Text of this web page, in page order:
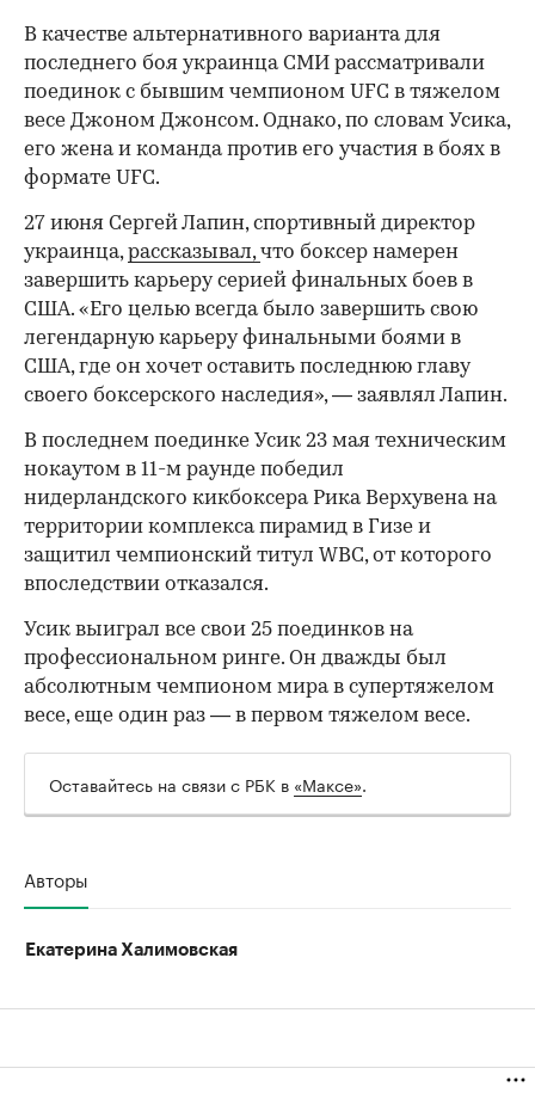
В качестве альтернативного варианта для
последнего боя украинца СМИ рассматривали
поединок с бывшим чемпионом UFC в тяжелом
весе Джоном Джонсом. Однако, по словам Усика,
его жена и команда против его участия в боях в
формате UFC.
27 июня Сергей Лапин, спортивный директор
украинца,рассказывал,что боксер намерен
завершить карьеру серией финальных боев в
США. «Его целью всегда было завершить свою
легендарную карьеру финальными боями в
США, где он хочет оставить последнюю главу
своего боксерского наследия», — заявлял Лапин.
В последнем поединке Усик 23 мая техническим
нокаутом в 11-м раунде победил
нидерландского кикбоксера Рика Верхувена на
территории комплекса пирамид в Гизе и
защитил чемпионский титул WBC, от которого
впоследствии отказался.
Усик выиграл все свои 25 поединков на
профессиональном ринге. Он дважды был
абсолютным чемпионом мира в супертяжелом
весе, еще один раз — в первом тяжелом весе.
Оставайтесь на связи с РБК в «Максе».
Авторы
Екатерина Халимовская